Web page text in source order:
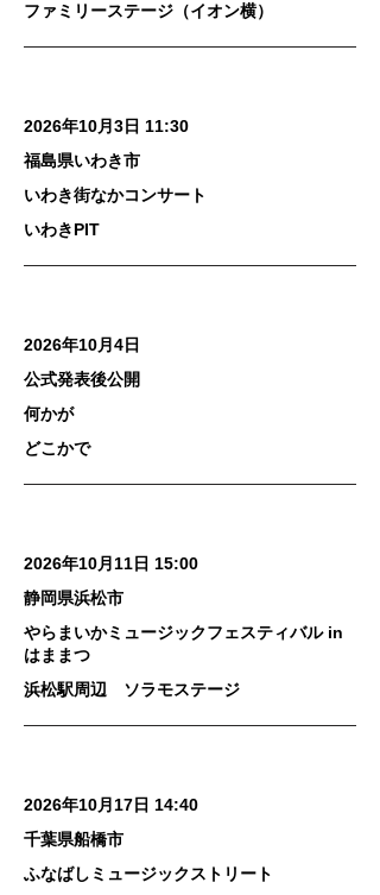
ファミリーステージ（イオン横）
2026年10月3日 11:30
福島県いわき市
いわき街なかコンサート
いわきPIT
2026年10月4日
公式発表後公開
何かが
どこかで
2026年10月11日 15:00
静岡県浜松市
やらまいかミュージックフェスティバル in
はままつ
浜松駅周辺 ソラモステージ
2026年10月17日 14:40
千葉県船橋市
ふなばしミュージックストリート